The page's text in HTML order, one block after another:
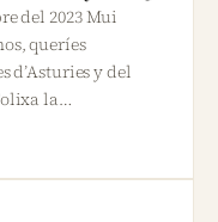
del 2023 Mui
queríes
d’Asturies y del
la…